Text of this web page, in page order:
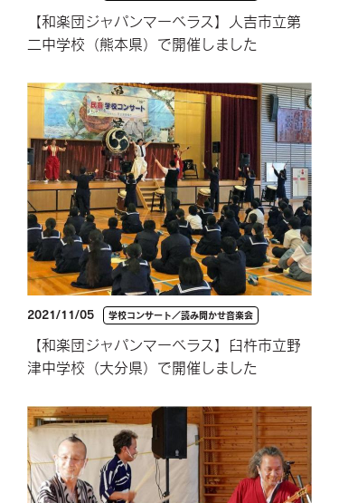
【和楽団ジャパンマーベラス】人吉市立第
二中学校（熊本県）で開催しました
2021/11/05 学校コンサート／読み聞かせ音楽会
【和楽団ジャパンマーベラス】臼杵市立野
津中学校（大分県）で開催しました